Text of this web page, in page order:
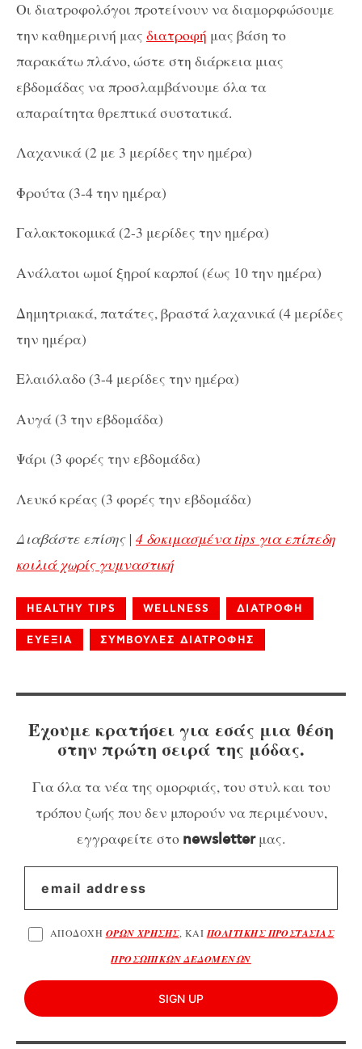
Οι διατροφολόγοι προτείνουν να διαμορφώσουμε
την καθημερινή μας διατροφή μας βάση το
παρακάτω πλάνο, ώστε στη διάρκεια μιας
εβδομάδας να προσλαμβάνουμε όλα τα
απαραίτητα θρεπτικά συστατικά.
Λαχανικά (2 με 3 μερίδες την ημέρα)
Φρούτα (3-4 την ημέρα)
Γαλακτοκομικά (2-3 μερίδες την ημέρα)
Ανάλατοι ωμοί ξηροί καρποί (έως 10 την ημέρα)
Δημητριακά, πατάτες, βραστά λαχανικά (4 μερίδες
την ημέρα)
Ελαιόλαδο (3-4 μερίδες την ημέρα)
Αυγά (3 την εβδομάδα)
Ψάρι (3 φορές την εβδομάδα)
Λευκό κρέας (3 φορές την εβδομάδα)
Διαβάστε επίσης | 4 δοκιμασμένα tips για επίπεδη
κοιλιά χωρίς γυμναστική
HEALTHY TIPS WELLNESS ΔΙΑΤΡΟΦΗ
ΕΥΕΞΙΑ ΣΥΜΒΟΥΛΕΣ ΔΙΑΤΡΟΦΗΣ
Έχουμε κρατήσει για εσάς μια θέση
στην πρώτη σειρά της μόδας.
Για όλα τα νέα της ομορφιάς, του στυλ και του
τρόπου ζωής που δεν μπορούν να περιμένουν,
εγγραφείτε στο newsletterμας.
ΑΠΟΔΟΧΗ ΟΡΩΝ ΧΡΗΣΗΣ, ΚΑΙ ΠΟΛΙΤΙΚΗΣ ΠΡΟΣΤΑΣΙΑΣ
ΠΡΟΣΩΠΙΚΩΝ ΔΕΔΟΜΕΝΩΝ
SIGN UP